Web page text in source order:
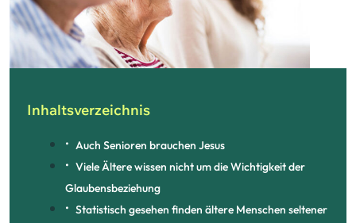
Inhaltsverzeichnis
Auch Senioren brauchen Jesus
Viele Ältere wissen nicht um die Wichtigkeit der
Glaubensbeziehung
Statistisch gesehen finden ältere Menschen seltener